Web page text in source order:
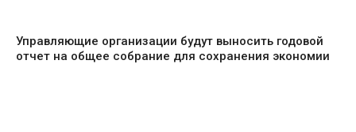
Управляющие организации будут выносить годовой
отчет на общее собрание для сохранения экономии